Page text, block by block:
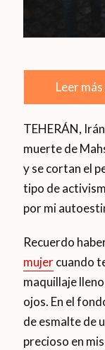
Leer
TEHERÁN,
muerte de
y se cortan el
tipo de
por mi
Recuerdo
mujercuando
maquillaje
ojos. En el
de esmalte de
precioso en